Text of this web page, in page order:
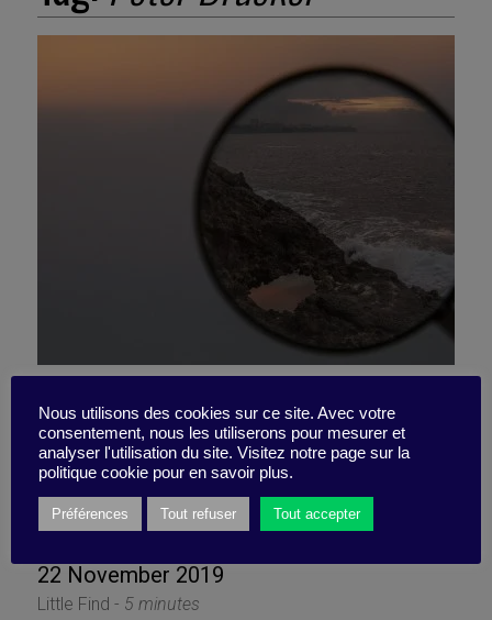
Transparency and open
debate : two ways to avoid
disaster
22 November 2019
Little Find - 5 minutes
Nous utilisons des cookies sur ce site. Avec votre
consentement, nous les utiliserons pour mesurer et
analyser l'utilisation du site. Visitez notre page sur la
politique cookie pour en savoir plus.
Préférences Tout refuser Tout accepter